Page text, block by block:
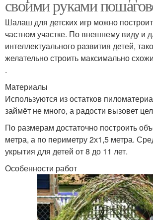
своими руками
Шалаш для детских игр можно
частном участке. По внешнему виду и
интеллектуального развития детей,
желательно строить максимально
.
Материалы
Используются из остатков
займёт не много, а радости вызовет
По размерам достаточно построить
метра, а по периметру 2х1,5 метра.
укрытия для детей от 8 до 11 лет.
Особенности работ